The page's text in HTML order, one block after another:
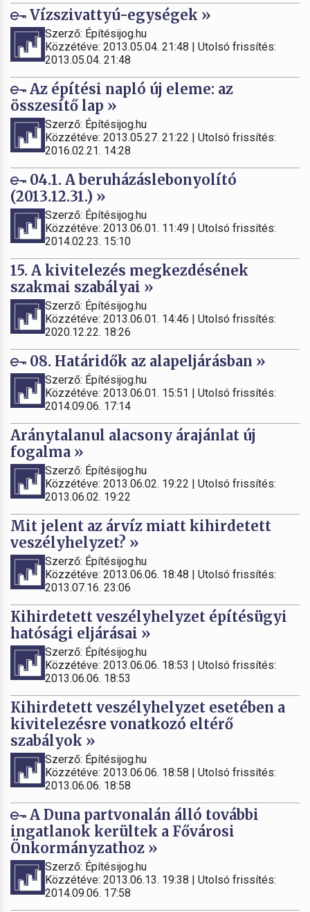
Vízszivattyú-egységek »
Szerző: Építésijog.hu
Közzétéve: 2013.05.04. 21:48 | Utolsó frissítés:
2013.05.04. 21:48
Az építési napló új eleme: az
összesítő lap »
Szerző: Építésijog.hu
Közzétéve: 2013.05.27. 21:22 | Utolsó frissítés:
2016.02.21. 14:28
04.1. A beruházáslebonyolító
(2013.12.31.) »
Szerző: Építésijog.hu
Közzétéve: 2013.06.01. 11:49 | Utolsó frissítés:
2014.02.23. 15:10
15. A kivitelezés megkezdésének
szakmai szabályai »
Szerző: Építésijog.hu
Közzétéve: 2013.06.01. 14:46 | Utolsó frissítés:
2020.12.22. 18:26
08. Határidők az alapeljárásban »
Szerző: Építésijog.hu
Közzétéve: 2013.06.01. 15:51 | Utolsó frissítés:
2014.09.06. 17:14
Aránytalanul alacsony árajánlat új
fogalma »
Szerző: Építésijog.hu
Közzétéve: 2013.06.02. 19:22 | Utolsó frissítés:
2013.06.02. 19:22
Mit jelent az árvíz miatt kihirdetett
veszélyhelyzet? »
Szerző: Építésijog.hu
Közzétéve: 2013.06.06. 18:48 | Utolsó frissítés:
2013.07.16. 23:06
Kihirdetett veszélyhelyzet építésügyi
hatósági eljárásai »
Szerző: Építésijog.hu
Közzétéve: 2013.06.06. 18:53 | Utolsó frissítés:
2013.06.06. 18:53
Kihirdetett veszélyhelyzet esetében a
kivitelezésre vonatkozó eltérő
szabályok »
Szerző: Építésijog.hu
Közzétéve: 2013.06.06. 18:58 | Utolsó frissítés:
2013.06.06. 18:58
A Duna partvonalán álló további
ingatlanok kerültek a Fővárosi
Önkormányzathoz »
Szerző: Építésijog.hu
Közzétéve: 2013.06.13. 19:38 | Utolsó frissítés:
2014.09.06. 17:58